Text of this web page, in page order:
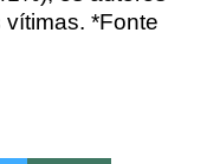
vítimas. *Fonte